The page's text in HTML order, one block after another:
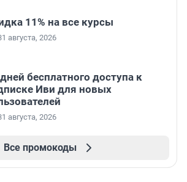
11% на все курсы
августа, 2026
бесплатного доступа к
Иви для новых
августа, 2026
Все промокоды